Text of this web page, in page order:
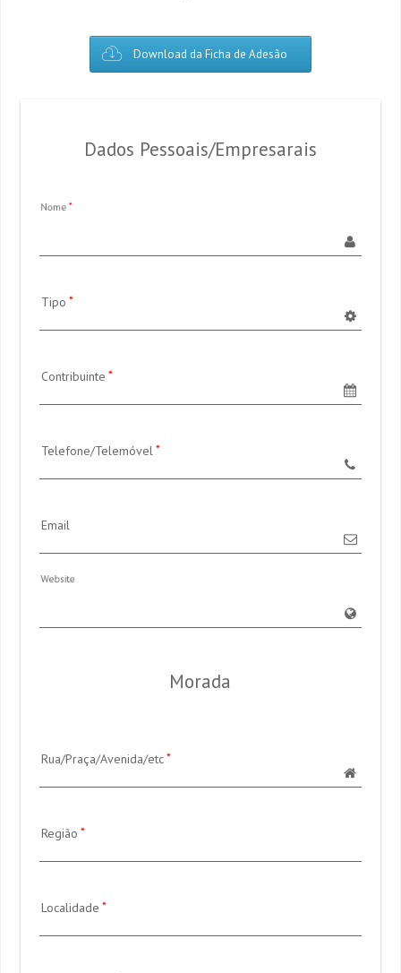
Download da Ficha de Adesão
Dados Pessoais/Empresarais
Nome
Tipo
Contribuinte
Telefone/Telemóvel
Email
Website
Morada
Rua/Praça/Avenida/etc
Região
Localidade